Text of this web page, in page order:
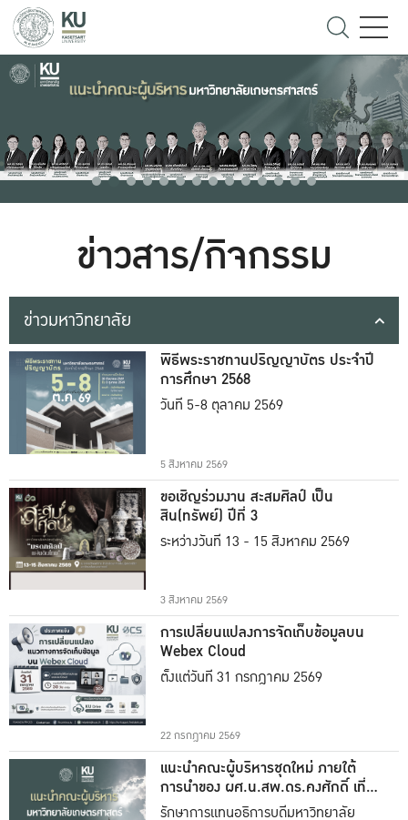
ข่าวสาร/กิจกรรม
ข่าวมหาวิทยาลัย
พิธีพระราชทานปริญญาบัตร ประจำปี
การศึกษา 2568
วันที่ 5-8 ตุลาคม 2569
5 สิงหาคม 2569
ขอเชิญร่วมงาน สะสมศิลป์ เป็น
สิน(ทรัพย์) ปีที่ 3
ระหว่างวันที่ 13 - 15 สิงหาคม 2569
3 สิงหาคม 2569
การเปลี่ยนแปลงการจัดเก็บข้อมูลบน
Webex Cloud
ตั้งแต่วันที่ 31 กรกฎาคม 2569
22 กรกฎาคม 2569
แนะนำคณะผู้บริหารชุดใหม่ ภายใต้
การนำของ ผศ.น.สพ.ดร.คงศักดิ์ เที่ยง
ธรรม
รักษาการแทนอธิการบดีมหาวิทยาลัย